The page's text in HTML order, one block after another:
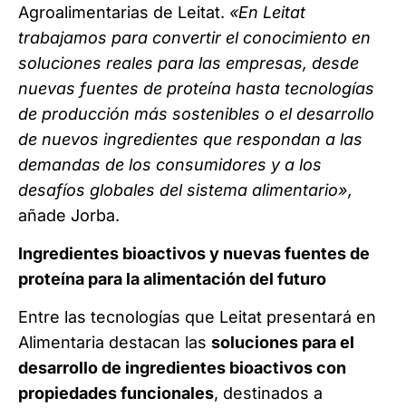
Agroalimentarias de Leitat. «En Leitat
trabajamos para convertir el conocimiento en
soluciones reales para las empresas, desde
nuevas fuentes de proteína hasta tecnologías
de producción más sostenibles o el desarrollo
de nuevos ingredientes que respondan a las
demandas de los consumidores y a los
desafíos globales del sistema alimentario»,
añade Jorba.
Ingredientes bioactivos y nuevas fuentes de
proteína para la alimentación del futuro
Entre las tecnologías que Leitat presentará en
Alimentaria destacan las soluciones para el
desarrollo de ingredientes bioactivos con
propiedades funcionales, destinados a